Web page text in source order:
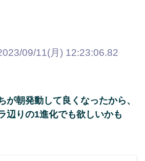
09/11(月) 12:23:06.82
が朝発動して良くなったから、
辺りの1進化でも欲しいかも